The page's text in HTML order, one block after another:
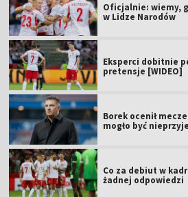
Oficjalnie: wiemy,
w Lidze Narodów
Eksperci dobitnie
pretensje [WIDEO]
Borek ocenił
mogło być
Co za debiut w
żadnej odpowiedzi